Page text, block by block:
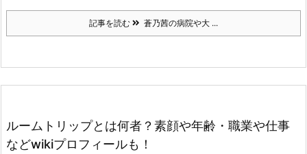
記事を読む 蒼乃茜の病院や大 ...
ルームトリップとは何者？素顔や年齢・職業や仕事
などwikiプロフィールも！